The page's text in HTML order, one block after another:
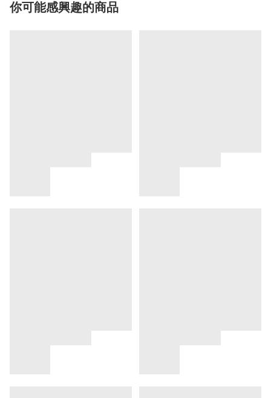
你可能感興趣的商品